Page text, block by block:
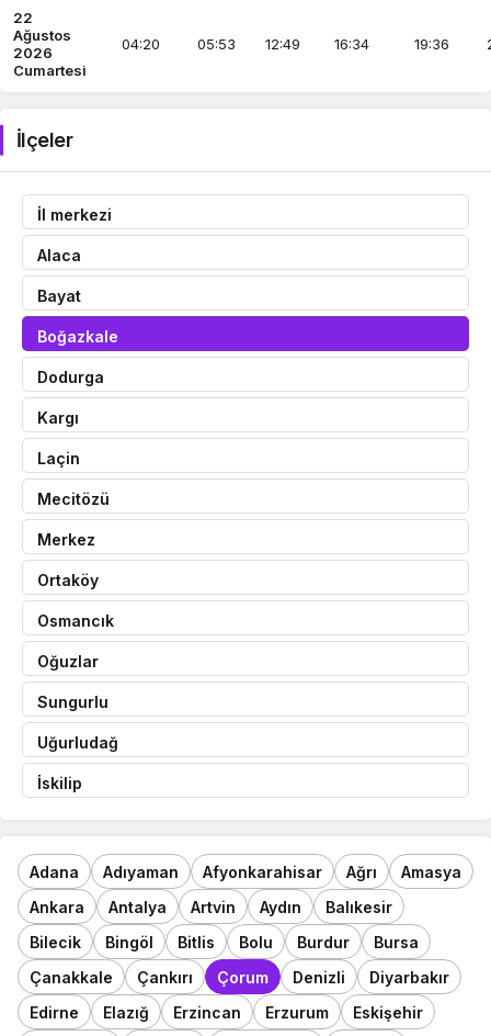
22
Ağustos
2026
Cumartesi
04:20 05:53 12:49 16:34 19:36
İlçeler
İl merkezi
Alaca
Bayat
Boğazkale
Dodurga
Kargı
Laçin
Mecitözü
Merkez
Ortaköy
Osmancık
Oğuzlar
Sungurlu
Uğurludağ
İskilip
Adana Adıyaman Afyonkarahisar Ağrı
Amasya
Ankara
Antalya Artvin Aydın
Balıkesir
Bilecik
Bingöl Bitlis Bolu Burdur
Bursa
Çanakkale
Çankırı Çorum Denizli
Diyarbakır
Edirne
Elazığ Erzincan Erzurum
Eskişehir